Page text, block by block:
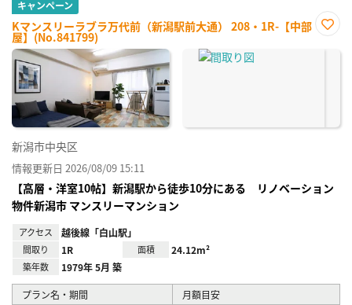
キャンペーン
Kマンスリーラブラ万代前（新潟駅前大通） 208・1R-【中部
屋】(No.841799)
に入
新潟市中央区
情報更新日 2026/08/09 15:11
【高層・洋室10帖】新潟駅から徒歩10分にある リノベーション
物件新潟市 マンスリーマンション
アクセス 越後線「白山駅」
間取り 1R 面積 24.12m²
築年数 1979年 5月 築
プラン名・期間 月額目安